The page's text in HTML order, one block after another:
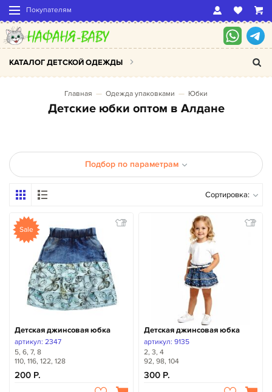
Покупателям
КАТАЛОГ ДЕТСКОЙ ОДЕЖДЫ
Главная Одежда упаковками Юбки
Детские юбки оптом в Алдане
Подбор по параметрам
Сортировка:
Sale
Детская джинсовая юбка
артикул: 2347
5, 6, 7, 8
110, 116, 122, 128
200
Детская джинсовая юбка
артикул: 9135
2, 3, 4
92, 98, 104
300